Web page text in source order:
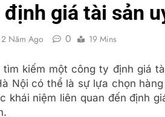
định giá tài sản
2 Năm Ago 0 19 Mins
tìm kiếm một công ty định giá
Nội có thể là sự lựa chọn
khái niệm liên quan đến định